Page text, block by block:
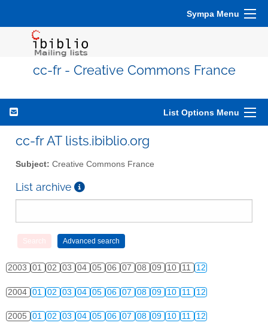
Sympa Menu
cc-fr - Creative Commons France
List Options Menu
cc-fr AT lists.ibiblio.org
Subject: Creative Commons France
List archive
2003 01 02 03 04 05 06 07 08 09 10 11 12
2004 01 02 03 04 05 06 07 08 09 10 11 12
2005 01 02 03 04 05 06 07 08 09 10 11 12